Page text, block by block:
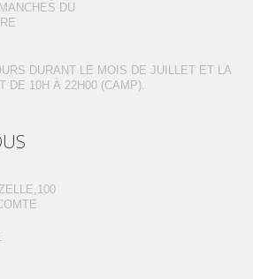
DU
DURANT LE MOIS DE JUILLET ET LA
DE 10H À 22H00 (CAMP).